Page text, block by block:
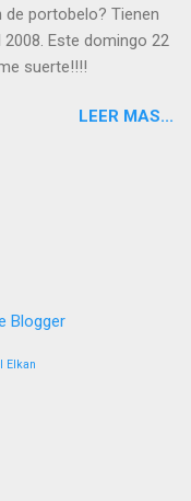
beauty, high profile
U.S. and major
will complement
will swim 1.2 miles
de portobelo? Tienen
Este domingo 22
suerte!!!!
LEER MAS...
Blogger
Elkan